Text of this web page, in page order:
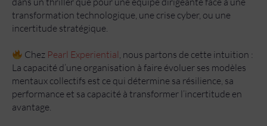
transformation technologique, une crise cyber, ou une
incertitude stratégique.
Chez Pearl Experiential , nous partons de cette intuition :
La capacité d’une organisation à faire évoluer ses modèles
mentaux collectifs est ce qui détermine sa résilience, sa
performance et sa capacité à transformer l’incertitude en
avantage.